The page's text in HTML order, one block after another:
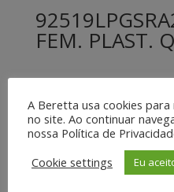
FEM. PLAST.
A Beretta usa cookies
no site. Ao continuar
nossa Política de
Cookie settings
Eu